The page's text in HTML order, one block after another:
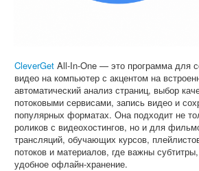
CleverGet All-In-One — это программа для
видео на компьютер с акцентом на
автоматический анализ страниц, выбор
потоковыми сервисами, запись видео и
популярных форматах. Она подходит не
роликов с видеохостингов, но и для
трансляций, обучающих курсов,
потоков и материалов, где важны
удобное офлайн-хранение.